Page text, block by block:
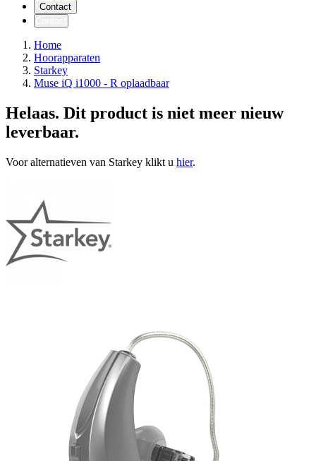
Contact
Home
Hoorapparaten
Starkey
Muse iQ i1000 - R oplaadbaar
Helaas. Dit product is niet meer nieuw
leverbaar.
Voor alternatieven van Starkey klikt u hier.